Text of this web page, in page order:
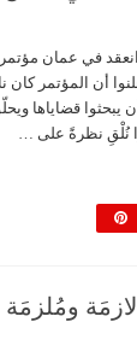
بين 8 و11 من تشرين الثاني 1987
أن المؤتمر كان
يبحثوا قضاياها
نُلْقِ نظرةً على …
ومُلزمَة